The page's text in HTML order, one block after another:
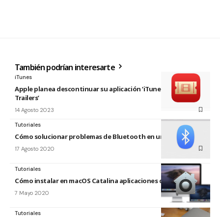
También podrían interesarte
iTunes
Apple planea descontinuar su aplicación ‘iTunes Movie
Trailers’
14 Agosto 2023
Tutoriales
Cómo solucionar problemas de Bluetooth en un Mac
17 Agosto 2020
Tutoriales
Cómo instalar en macOS Catalina aplicaciones de terceros
7 Mayo 2020
Tutoriales